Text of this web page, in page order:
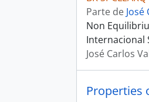
Parte de
Non
Internacional
José Carlos
Properties